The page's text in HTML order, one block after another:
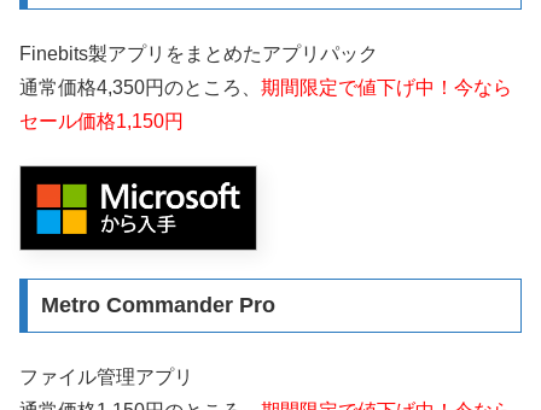
Finebits製アプリをまとめたアプリパック
通常価格4,350円のところ、 期間限定で値下げ中！今なら
セール価格1,150円
Metro Commander Pro
ファイル管理アプリ